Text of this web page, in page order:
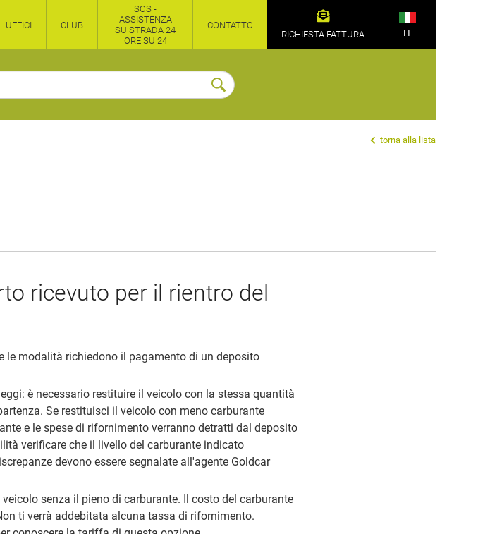
UFFICI CLUB
SOS -
ASSISTENZA
SU STRADA 24
ORE SU 24
CONTATTO
RICHIESTA FATTURA
IT
torna alla lista
ricevuto per il rientro del
le modalità richiedono il pagamento di un deposito
è necessario restituire il veicolo con la stessa quantità
Se restituisci il veicolo con meno carburante
e le spese di rifornimento verranno detratti dal deposito
verificare che il livello del carburante indicato
devono essere segnalate all'agente Goldcar
senza il pieno di carburante. Il costo del carburante
ti verrà addebitata alcuna tassa di rifornimento.